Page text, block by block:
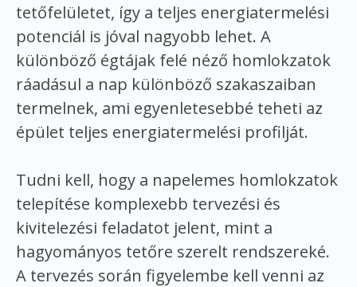
tetőfelületet, így a teljes energiatermelési
potenciál is jóval nagyobb lehet. A
különböző égtájak felé néző homlokzatok
ráadásul a nap különböző szakaszaiban
termelnek, ami egyenletesebbé teheti az
épület teljes energiatermelési profilját.
Tudni kell, hogy a napelemes homlokzatok
telepítése komplexebb tervezési és
kivitelezési feladatot jelent, mint a
hagyományos tetőre szerelt rendszereké.
A tervezés során figyelembe kell venni az